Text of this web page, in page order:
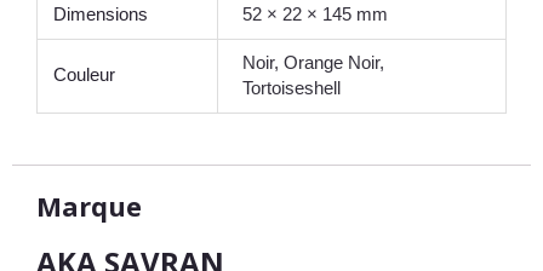
Dimensions 52 × 22 × 145 mm
Couleur
Noir, Orange Noir,
Tortoiseshell
Marque
AKA SAVRAN